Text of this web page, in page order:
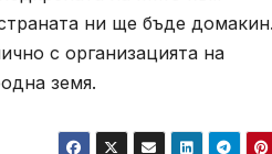
ни ще бъде
с организацията на
земя.